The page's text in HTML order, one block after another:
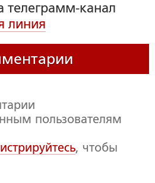
телеграмм-канал
линия
пользователям
, чтобы